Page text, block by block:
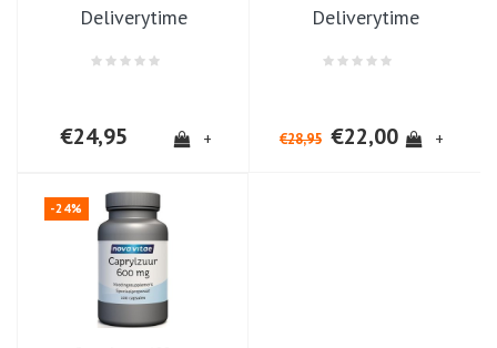
Deliverytime
€24,95 +
Deliverytime
€28,95 €22,00 +
-24%